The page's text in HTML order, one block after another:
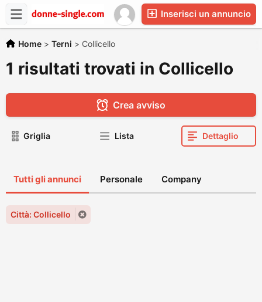
Inserisci un annuncio
Home > Terni > Collicello
1 risultati trovati in Collicello
Crea avviso
Griglia Lista Dettaglio
Tutti gli annunci Personale Company
Città: Collicello